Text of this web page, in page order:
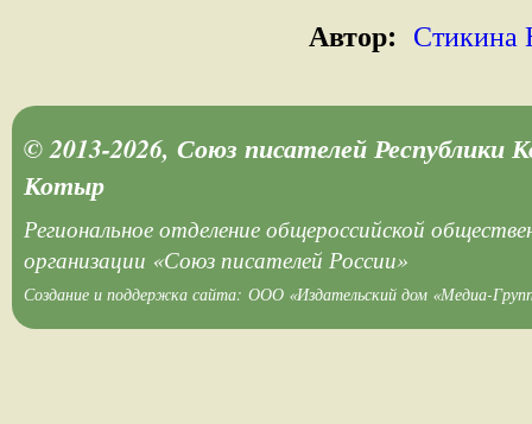
Автор: Стикина
© 2013-2026, Союз писателей Республики
Котыр
Региональное отделение общероссийской
организации «Союз писателей России»
Создание и поддержка сайта: ООО «Издательский дом «Медиа-